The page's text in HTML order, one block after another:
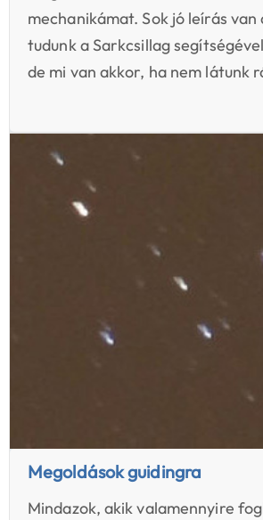
mechanikámat. Sok jó leírás
tudunk a Sarkcsillag
de mi van akkor, ha nem látunk
Megoldások guidingra
Mindazok, akik valamennyire